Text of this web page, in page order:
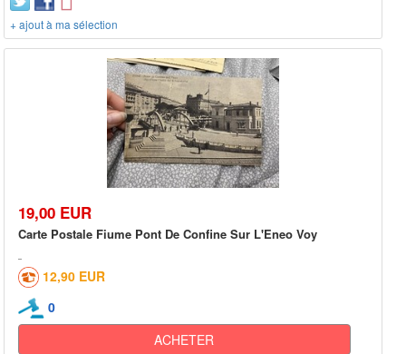
+ ajout à ma sélection
19,00 EUR
Carte Postale Fiume Pont De Confine Sur L'Eneo Voy
12,90 EUR
0
ACHETER